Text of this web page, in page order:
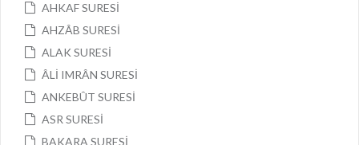
AHKAF SURESİ
AHZÂB SURESİ
ALAK SURESİ
ÂLİ IMRÂN SURESİ
ANKEBÛT SURESİ
ASR SURESİ
BAKARA SURESİ